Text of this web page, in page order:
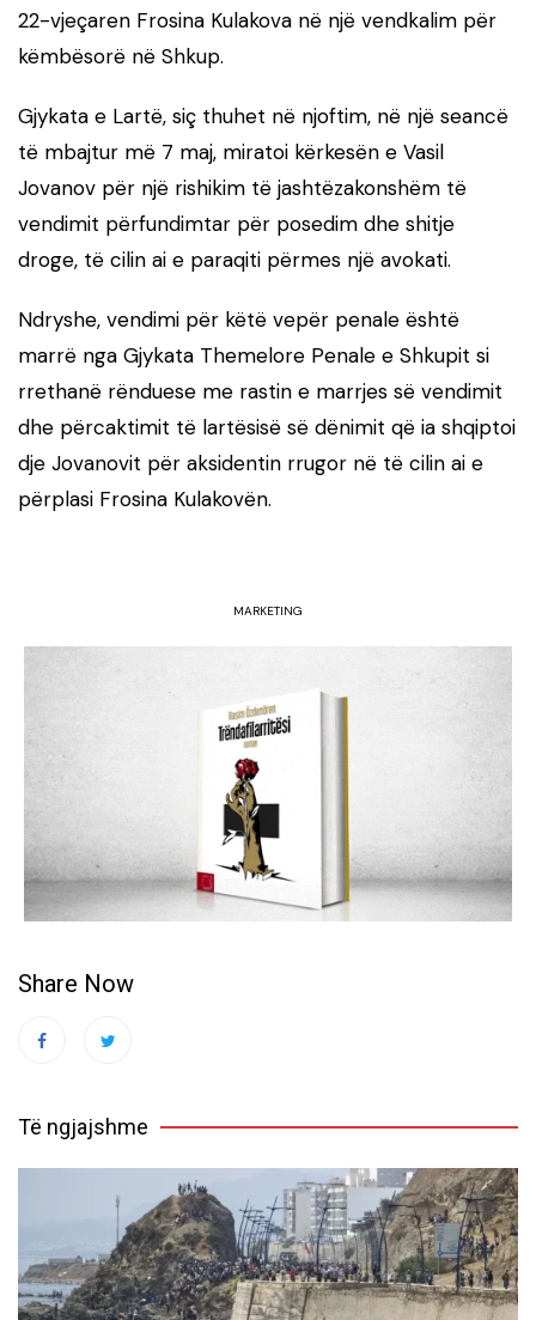
22-vjeçaren Frosina Kulakova në një vendkalim për
këmbësorë në Shkup.
Gjykata e Lartë, siç thuhet në njoftim, në një seancë
të mbajtur më 7 maj, miratoi kërkesën e Vasil
Jovanov për një rishikim të jashtëzakonshëm të
vendimit përfundimtar për posedim dhe shitje
droge, të cilin ai e paraqiti përmes një avokati.
Ndryshe, vendimi për këtë vepër penale është
marrë nga Gjykata Themelore Penale e Shkupit si
rrethanë rënduese me rastin e marrjes së vendimit
dhe përcaktimit të lartësisë së dënimit që ia shqiptoi
dje Jovanovit për aksidentin rrugor në të cilin ai e
përplasi Frosina Kulakovën.
MARKETING
Share Now
Të ngjajshme